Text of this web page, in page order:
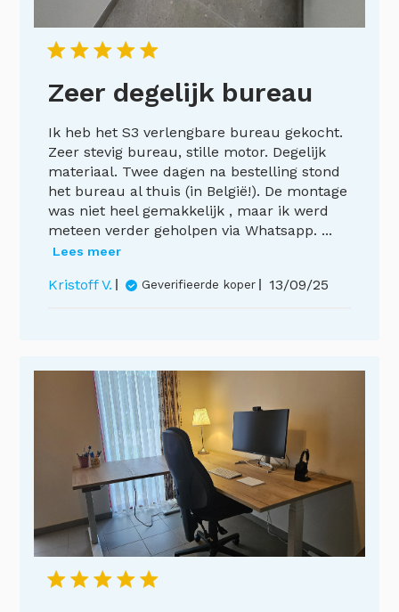
Zeer degelijk bureau
Ik heb het S3 verlengbare bureau gekocht.
Zeer stevig bureau, stille motor. Degelijk
materiaal. Twee dagen na bestelling stond
het bureau al thuis (in België!). De montage
was niet heel gemakkelijk , maar ik werd
meteen verder geholpen via Whatsapp. ...
Lees meer
Kristoff V. Geverifieerde koper 13/09/25